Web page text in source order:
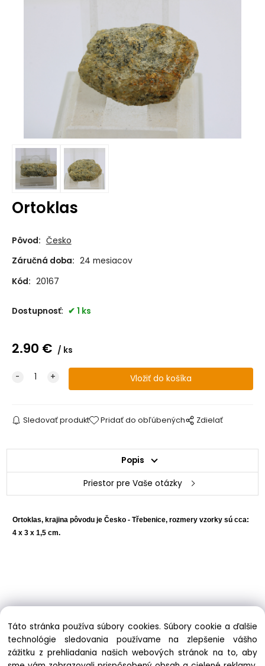
Ortoklas
Pôvod: Česko
Záručná doba: 24 mesiacov
Kód: 20167
Dostupnosť: 1 ks
2.90 € ks
Sledovať produkt Pridať do obľúbených Zdielať
Popis
Priestor pre Vaše otázky
Ortoklas, krajina pôvodu je Česko - Třebenice, rozmery vzorky sú cca:
4 x 3 x 1,5 cm.
Táto stránka používa súbory cookies. Súbory cookie a ďalšie
technológie sledovania používame na zlepšenie vášho
zážitku z prehliadania našich webových stránok na to, aby